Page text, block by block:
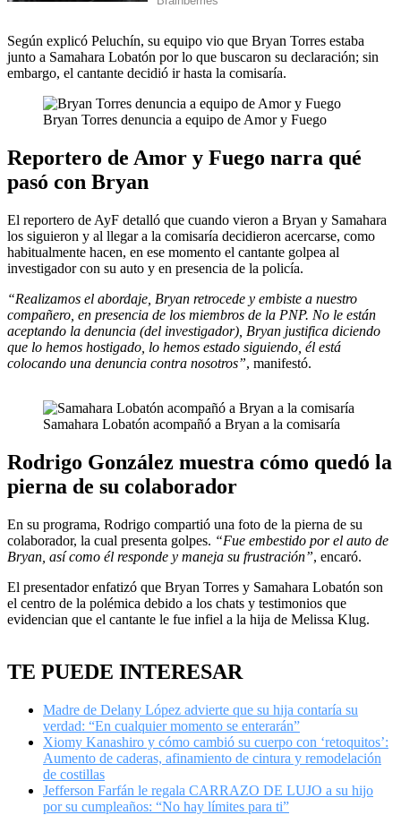
Según explicó Peluchín, su equipo vio que Bryan Torres estaba
junto a Samahara Lobatón por lo que buscaron su declaración; sin
embargo, el cantante decidió ir hasta la comisaría.
Bryan Torres denuncia a equipo de Amor y Fuego
Reportero de Amor y Fuego narra qué
pasó con Bryan
El reportero de AyF detalló que cuando vieron a Bryan y Samahara
los siguieron y al llegar a la comisaría decidieron acercarse, como
habitualmente hacen, en ese momento el cantante golpea al
investigador con su auto y en presencia de la policía.
“Realizamos el abordaje, Bryan retrocede y embiste a nuestro
compañero, en presencia de los miembros de la PNP. No le están
aceptando la denuncia (del investigador), Bryan justifica diciendo
que lo hemos hostigado, lo hemos estado siguiendo, él está
colocando una denuncia contra nosotros”, manifestó.
Samahara Lobatón acompañó a Bryan a la comisaría
Rodrigo González muestra cómo quedó la
pierna de su colaborador
En su programa, Rodrigo compartió una foto de la pierna de su
colaborador, la cual presenta golpes. “Fue embestido por el auto de
Bryan, así como él responde y maneja su frustración”, encaró.
El presentador enfatizó que Bryan Torres y Samahara Lobatón son
el centro de la polémica debido a los chats y testimonios que
evidencian que el cantante le fue infiel a la hija de Melissa Klug.
TE PUEDE INTERESAR
Madre de Delany López advierte que su hija contaría su
verdad: “En cualquier momento se enterarán”
Xiomy Kanashiro y cómo cambió su cuerpo con ‘retoquitos’:
Aumento de caderas, afinamiento de cintura y remodelación
de costillas
Jefferson Farfán le regala CARRAZO DE LUJO a su hijo
por su cumpleaños: “No hay límites para ti”